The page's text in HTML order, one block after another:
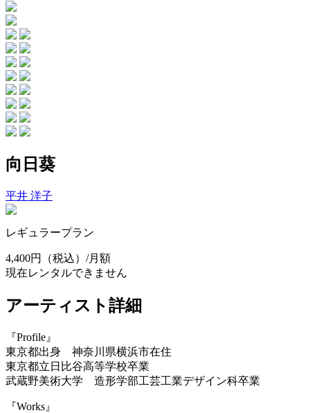
向日葵
平井 洋子
レギュラープラン
4,400円
（税込）/月額
現在レンタルできません
アーティスト詳細
『Profile』
東京都出身 神奈川県横浜市在住
東京都立日比谷高等学校卒業
武蔵野美術大学 造形学部工芸工業デザイン科卒業
『Works』